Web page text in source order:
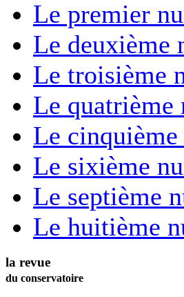
Le premier
Le deuxième
Le troisième
Le quatrième
Le
Le sixième
Le septième
Le huitième
la revue
du conservatoire